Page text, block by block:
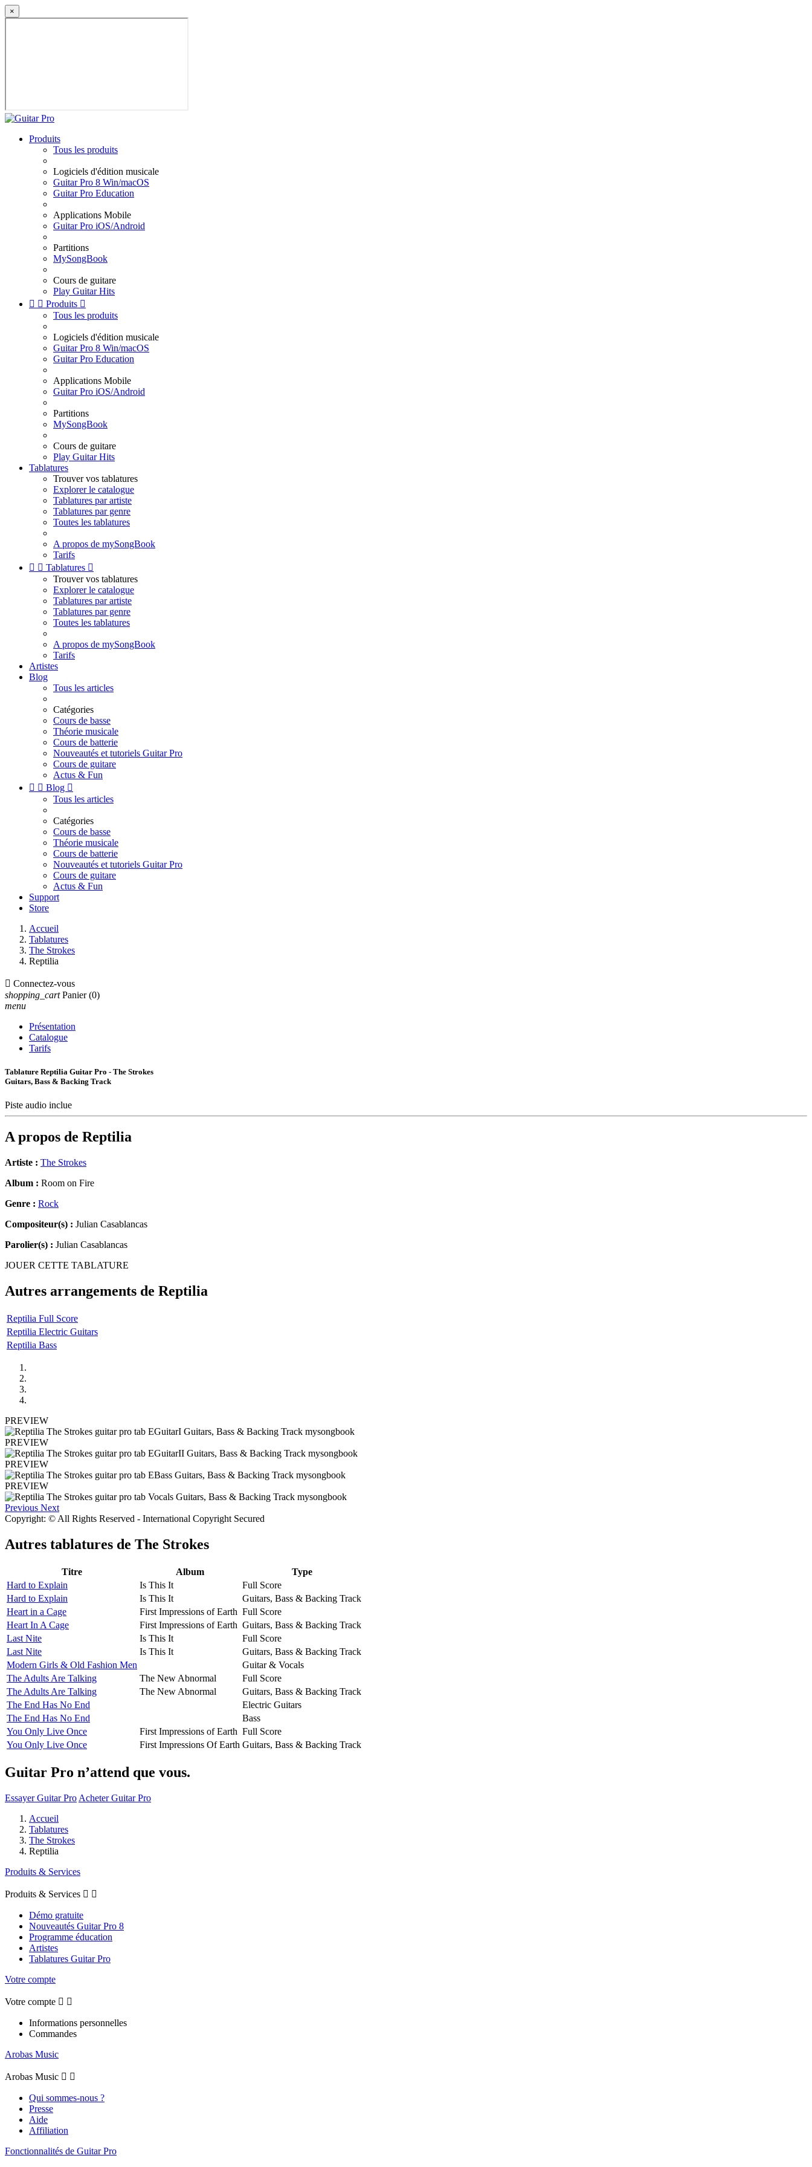
×
Produits
Tous les produits
Logiciels d'édition musicale
Guitar Pro 8 Win/macOS
Guitar Pro Education
Applications Mobile
Guitar Pro iOS/Android
Partitions
MySongBook
Cours de guitare
Play Guitar Hits
  Produits 
Tous les produits
Logiciels d'édition musicale
Guitar Pro 8 Win/macOS
Guitar Pro Education
Applications Mobile
Guitar Pro iOS/Android
Partitions
MySongBook
Cours de guitare
Play Guitar Hits
Tablatures
Trouver vos tablatures
Explorer le catalogue
Tablatures par artiste
Tablatures par genre
Toutes les tablatures
A propos de mySongBook
Tarifs
  Tablatures 
Trouver vos tablatures
Explorer le catalogue
Tablatures par artiste
Tablatures par genre
Toutes les tablatures
A propos de mySongBook
Tarifs
Artistes
Blog
Tous les articles
Catégories
Cours de basse
Théorie musicale
Cours de batterie
Nouveautés et tutoriels Guitar Pro
Cours de guitare
Actus & Fun
  Blog 
Tous les articles
Catégories
Cours de basse
Théorie musicale
Cours de batterie
Nouveautés et tutoriels Guitar Pro
Cours de guitare
Actus & Fun
Support
Store
Accueil
Tablatures
The Strokes
Reptilia
 Connectez-vous
shopping_cart Panier (0)
menu
Présentation
Catalogue
Tarifs
Tablature Reptilia Guitar Pro - The Strokes
Guitars, Bass & Backing Track
Piste audio inclue
A propos de Reptilia
Artiste : The Strokes
Album : Room on Fire
Genre : Rock
Compositeur(s) : Julian Casablancas
Parolier(s) : Julian Casablancas
JOUER CETTE TABLATURE
Autres arrangements de Reptilia
Reptilia Full Score
Reptilia Electric Guitars
Reptilia Bass
PREVIEW
PREVIEW
PREVIEW
PREVIEW
Previous Next
Copyright: © All Rights Reserved - International Copyright Secured
Autres tablatures de The Strokes
Titre Album
Type
Hard to Explain
Is This It
Full Score
Hard to Explain
Is This It
Guitars, Bass & Backing Track
Heart in a Cage
First Impressions of Earth Full Score
Heart In A Cage
First Impressions of Earth Guitars, Bass & Backing Track
Last Nite
Is This It
Full Score
Last Nite
Is This It
Guitars, Bass & Backing Track
Modern Girls & Old Fashion Men
Guitar & Vocals
The Adults Are Talking
The New Abnormal
Full Score
The Adults Are Talking
The New Abnormal
Guitars, Bass & Backing Track
The End Has No End
Electric Guitars
The End Has No End
Bass
You Only Live Once
First Impressions of Earth Full Score
You Only Live Once
First Impressions Of Earth Guitars, Bass & Backing Track
Guitar Pro n’attend que vous.
Essayer Guitar Pro Acheter Guitar Pro
Accueil
Tablatures
The Strokes
Reptilia
Produits & Services
Produits & Services  
Démo gratuite
Nouveautés Guitar Pro 8
Programme éducation
Artistes
Tablatures Guitar Pro
Votre compte
Votre compte  
Informations personnelles
Commandes
Arobas Music
Arobas Music  
Qui sommes-nous ?
Presse
Aide
Affiliation
Fonctionnalités de Guitar Pro